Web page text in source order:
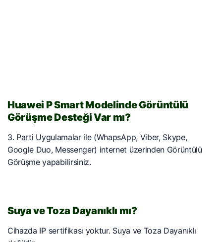
Huawei P Smart Modelinde Görüntülü
Görüşme Desteği Var mı?
3. Parti Uygulamalar ile (WhapsApp, Viber, Skype,
Google Duo, Messenger) internet üzerinden Görüntülü
Görüşme yapabilirsiniz.
Suya ve Toza Dayanıklı mı?
Cihazda IP sertifikası yoktur. Suya ve Toza Dayanıklı